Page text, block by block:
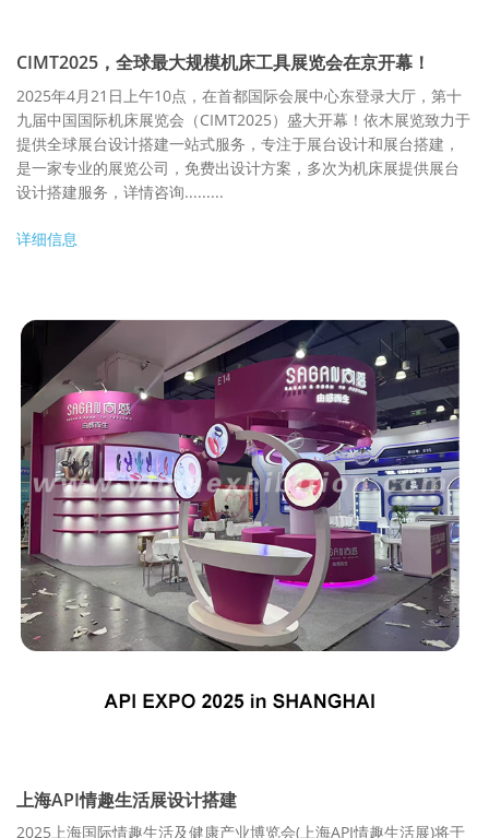
CIMT2025，全球最大规模机床工具展览会在京开幕！
2025年4月21日上午10点，在首都国际会展中心东登录大厅，第十
九届中国国际机床展览会（CIMT2025）盛大开幕！依木展览致力于
提供全球展台设计搭建一站式服务，专注于展台设计和展台搭建，
是一家专业的展览公司，免费出设计方案，多次为机床展提供展台
设计搭建服务，详情咨询.........
详细信息
上海API情趣生活展设计搭建
2025上海国际情趣生活及健康产业博览会(上海API情趣生活展)将于